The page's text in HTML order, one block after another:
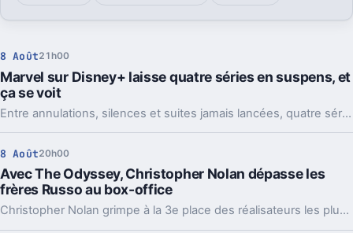
8 Août21h00
Marvel sur Disney+ laisse quatre séries en suspens, et
ça se voit
Entre annulations, silences et suites jamais lancées, quatre séries Marvel sur Disney+ laissent des personnages et des intrigues en plan.
8 Août20h00
Avec The Odyssey, Christopher Nolan dépasse les
frères Russo au box-office
Christopher Nolan grimpe à la 3e place des réalisateurs les plus rentables. Une percée portée par The Odyssey, mais peut-être provisoire.